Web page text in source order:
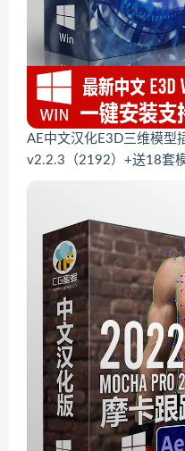
AE中文汉化E3D三维模型
v2.2.3（2192）+送18套